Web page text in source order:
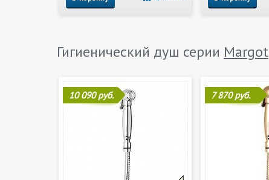
Гигиенический душ серии Margot
10 090 руб. 7 870 руб.